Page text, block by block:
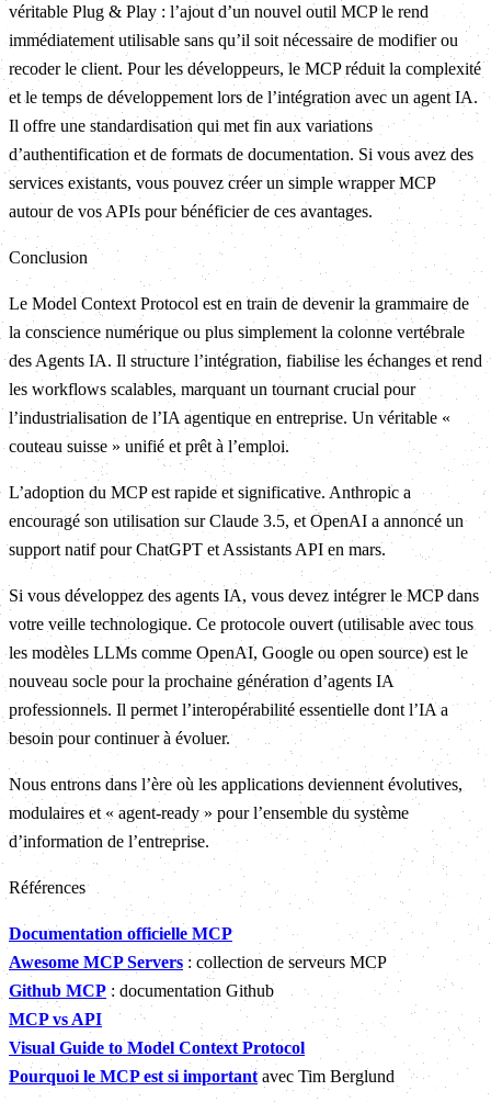
véritable Plug & Play : l’ajout d’un nouvel outil MCP le rend
immédiatement utilisable sans qu’il soit nécessaire de modifier ou
recoder le client. Pour les développeurs, le MCP réduit la complexité
et le temps de développement lors de l’intégration avec un agent IA.
Il offre une standardisation qui met fin aux variations
d’authentification et de formats de documentation. Si vous avez des
services existants, vous pouvez créer un simple wrapper MCP
autour de vos APIs pour bénéficier de ces avantages.
Conclusion
Le Model Context Protocol est en train de devenir la grammaire de
la conscience numérique ou plus simplement la colonne vertébrale
des Agents IA. Il structure l’intégration, fiabilise les échanges et rend
les workflows scalables, marquant un tournant crucial pour
l’industrialisation de l’IA agentique en entreprise. Un véritable «
couteau suisse » unifié et prêt à l’emploi.
L’adoption du MCP est rapide et significative. Anthropic a
encouragé son utilisation sur Claude 3.5, et OpenAI a annoncé un
support natif pour ChatGPT et Assistants API en mars.
Si vous développez des agents IA, vous devez intégrer le MCP dans
votre veille technologique. Ce protocole ouvert (utilisable avec tous
les modèles LLMs comme OpenAI, Google ou open source) est le
nouveau socle pour la prochaine génération d’agents IA
professionnels. Il permet l’interopérabilité essentielle dont l’IA a
besoin pour continuer à évoluer.
Nous entrons dans l’ère où les applications deviennent évolutives,
modulaires et « agent-ready » pour l’ensemble du système
d’information de l’entreprise.
Références
Documentation officielle MCP
Awesome MCP Servers : collection de serveurs MCP
Github MCP : documentation Github
MCP vs API
Visual Guide to Model Context Protocol
Pourquoi le MCP est si importantavec Tim Berglund